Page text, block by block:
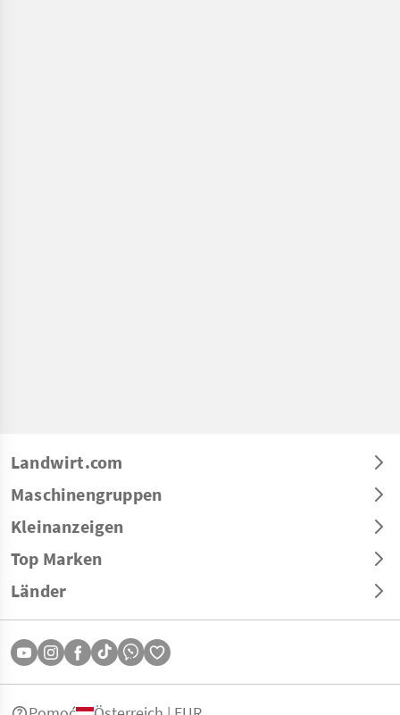
Landwirt.com
Maschinengruppen
Kleinanzeigen
Top Marken
Länder